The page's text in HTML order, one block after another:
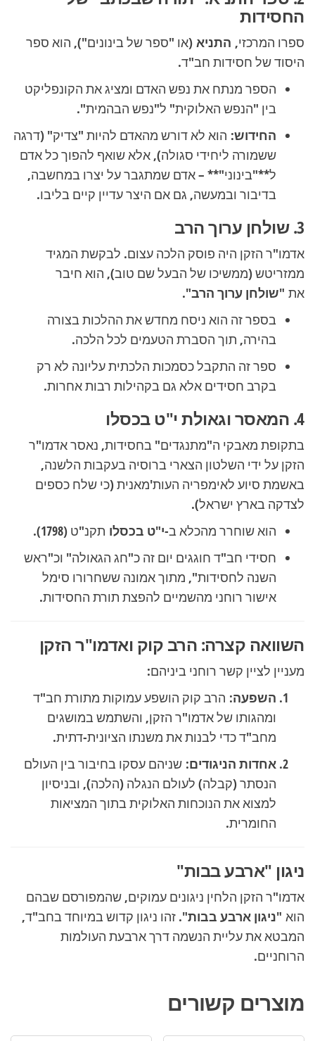
החסידות
ספרו המרכזי, התניא (או "ספר של בינונים"), הוא ספר
היסוד של חסידות חב"ד.
הספר מנתח את נפש האדם ומציג את הקונפליקט
בין "הנפש האלוקית" ל"נפש הבהמית".
החידוש: הוא לא דורש מהאדם להיות "צדיק" (דרגה
ששמורה ליחידי סגולה), אלא שואף להפוך כל אדם
ל**"בינוני"** – אדם שמתגבר על יצרו במחשבה,
בדיבור ובמעשה, גם אם היצר עדיין קיים בליבו.
3. שולחן ערוך הרב
אדמו"ר הזקן היה פוסק הלכה עצום. לבקשת המגיד
ממזריטש (ממשיכו של הבעל שם טוב), הוא חיבר
את "שולחן ערוך הרב".
בספר זה הוא ניסח מחדש את ההלכות בצורה
בהירה, תוך הסברת הטעמים לכל הלכה.
ספר זה התקבל כסמכות הלכתית עליונה לא רק
בקרב חסידים אלא גם בקהילות רבות אחרות.
4. המאסר וגאולת י"ט בכסלו
בתקופת מאבקי ה"מתנגדים" בחסידות, נאסר אדמו"ר
הזקן על ידי השלטון הצארי ברוסיה בעקבות הלשנה,
באשמת סיוע לאימפריה העות'מאנית (כי שלח כספים
לצדקה בארץ ישראל).
הוא שוחרר מהכלא ב-י"ט בכסלו תקנ"ט (1798).
חסידי חב"ד חוגגים יום זה כ"חג הגאולה" וכ"ראש
השנה לחסידות", מתוך אמונה ששחרורו סימל
אישור רוחני מהשמיים להפצת תורת החסידות.
השוואה קצרה: הרב קוק ואדמו"ר הזקן
מעניין לציין קשר רוחני ביניהם:
השפעה: הרב קוק הושפע עמוקות מתורת חב"ד
ומהגותו של אדמו"ר הזקן, והשתמש במושגים
מחב"ד כדי לבנות את משנתו הציונית-דתית.
אחדות הניגודים: שניהם עסקו בחיבור בין העולם
הנסתר (קבלה) לעולם הנגלה (הלכה), ובניסיון
למצוא את הנוכחות האלוקית בתוך המציאות
החומרית.
ניגון "ארבע בבות"
אדמו"ר הזקן הלחין ניגונים עמוקים, שהמפורסם שבהם
הוא "ניגון ארבע בבות". זהו ניגון קדוש במיוחד בחב"ד,
המבטא את עליית הנשמה דרך ארבעת העולמות
הרוחניים.
מוצרים קשורים